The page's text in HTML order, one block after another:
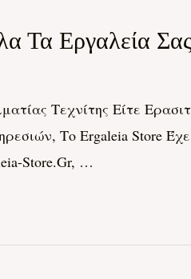
Τα Εργαλεία Σας
Τεχνίτης Είτε
Το Ergaleia Store
Store.gr, …